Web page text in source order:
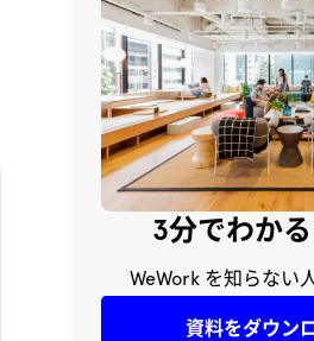
3分でわか
WeWork を知らない
資料をダウン